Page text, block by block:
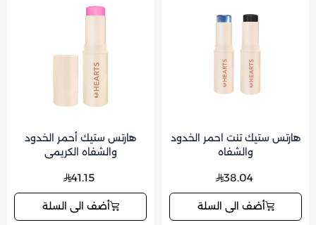
هارتس ستيك تنت احمر الخدود
والشفاه
38.04
أضف الى السلة
هارتس ستيك أحمر الخدود
والشفاه الكريمي
41.15
أضف الى السلة